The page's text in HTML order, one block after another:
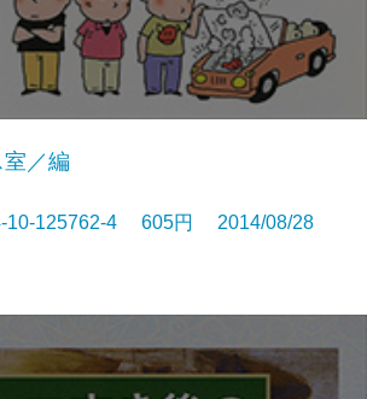
／編
10-125762-4 605円 2014/08/28